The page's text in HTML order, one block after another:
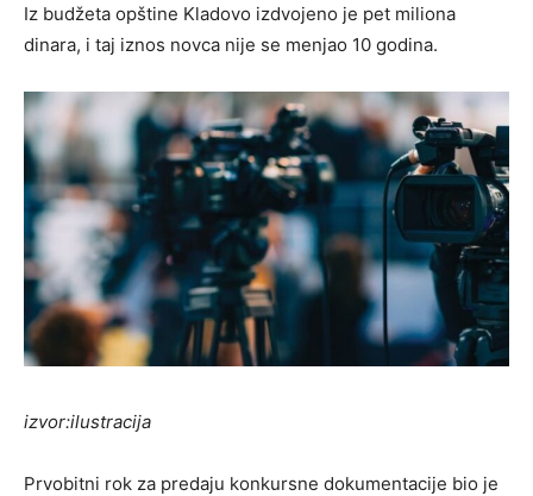
Iz budžeta opštine Kladovo izdvojeno je pet miliona
dinara, i taj iznos novca nije se menjao 10 godina.
izvor:ilustracija
Prvobitni rok za predaju konkursne dokumentacije bio je